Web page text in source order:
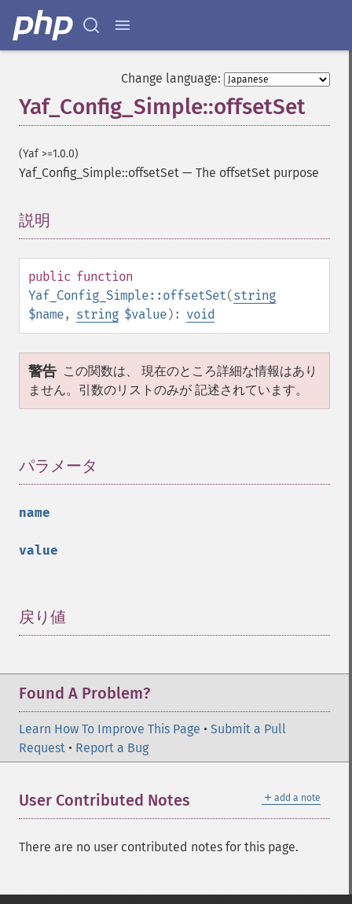
Change language:
Yaf_Config_Simple::offsetSet
(Yaf >=1.0.0)
Yaf_Config_Simple::offsetSet — The offsetSet purpose
説明
public function
Yaf_Config_Simple::offsetSet(string
$name, string $value): void
警告 この関数は、 現在のところ詳細な情報はあり
ません。引数のリストのみが 記述されています。
パラメータ
name
value
戻り値
Found A Problem?
Learn How To Improve This Page • Submit a Pull
Request • Report a Bug
＋ add a note
User Contributed Notes
There are no user contributed notes for this page.